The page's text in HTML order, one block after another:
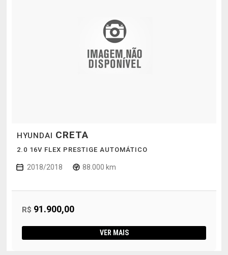
HYUNDAI CRETA
2.0 16V FLEX PRESTIGE AUTOMÁTICO
2018/2018 88.000 km
R$ 91.900,00
VER MAIS